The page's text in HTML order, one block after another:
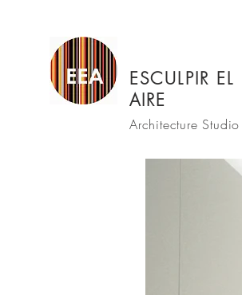
ESCULPIR EL
AIRE
Architecture Studio